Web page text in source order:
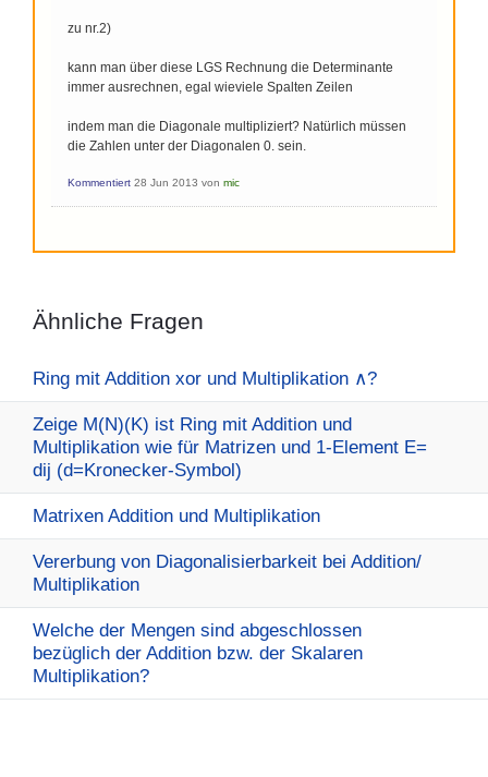
zu nr.2)
kann man über diese LGS Rechnung die Determinante
immer ausrechnen, egal wieviele Spalten Zeilen
indem man die Diagonale multipliziert? Natürlich müssen
die Zahlen unter der Diagonalen 0. sein.
Kommentiert 28 Jun 2013 von mic
Ähnliche Fragen
Ring mit Addition xor und Multiplikation ∧?
Zeige M(N)(K) ist Ring mit Addition und
Multiplikation wie für Matrizen und 1-Element E=
dij (d=Kronecker-Symbol)
Matrixen Addition und Multiplikation
Vererbung von Diagonalisierbarkeit bei Addition/
Multiplikation
Welche der Mengen sind abgeschlossen
bezüglich der Addition bzw. der Skalaren
Multiplikation?